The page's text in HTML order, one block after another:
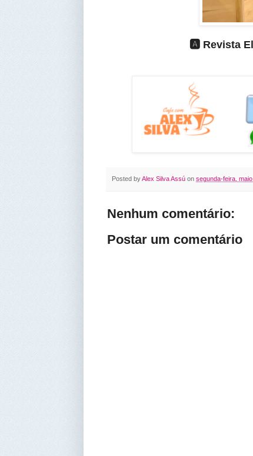
🅰️ Revista
Posted byAlex Silva Assú on segunda-feira,
Nenhum comentário:
Postar um comentário